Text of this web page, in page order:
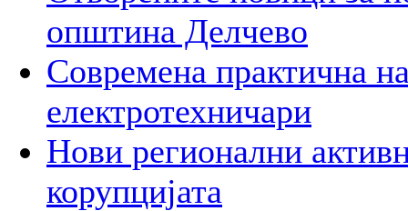
општина Делчево
Современа практична
електротехничари
Нови регионални
корупцијата